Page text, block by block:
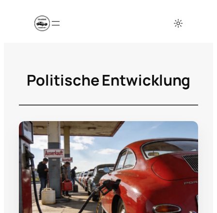
Politische Entwicklung